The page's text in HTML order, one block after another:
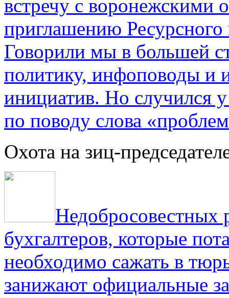
встречу с воронежскими
приглашению
Говорили мы в большей
политику, инфоповоды
инициатив. Но случился
по поводу слова
Охота на зиц-
Недобросовестных
бухгалтеров, которые
необходимо сажать в
занижают официальные